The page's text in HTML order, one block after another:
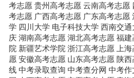
考志愿 贵州高考志愿 云南高考志愿
考志愿 广西高考志愿 广东高考志愿
学 四川大学 电子科技大学 西南交通
庆 湖南高考志愿 湖北高考志愿 福建
院 新疆艺术学院 浙江高考志愿 上海
愿 安徽高考志愿 山东高考志愿 陕
线 中考录取查询 中考查分网 中考作